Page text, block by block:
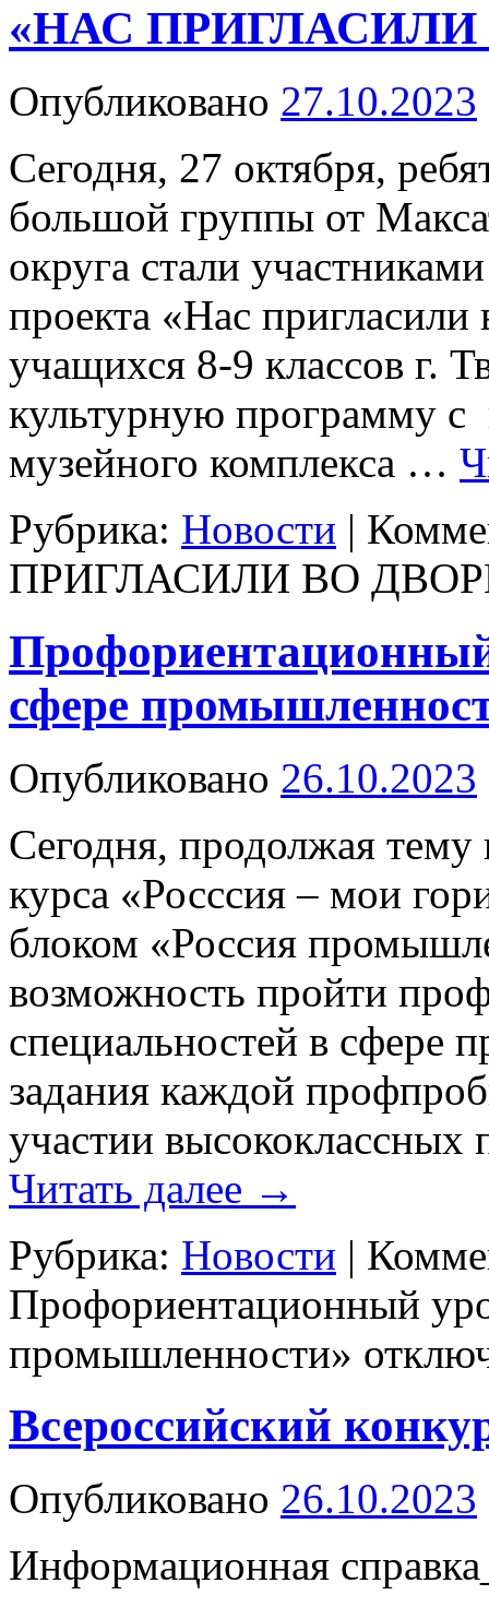
«НАС
Опубликовано 27.10.2023
Сегодня, 27 октября,
большой группы от
округа стали
проекта «Нас
учащихся 8-9 классов г.
культурную программу
музейного комплекса …
Рубрика: Новости |
ПРИГЛАСИЛИ ВО
сфере
Опубликовано 26.10.2023
Сегодня, продолжая тему
курса «Росссия – мои
блоком «Россия
возможность пройти
специальностей в сфере
задания каждой
участии
Читать далее →
Рубрика: Новости |
Профориентационный
промышленности»
Всероссийский
Опубликовано 26.10.2023
Информационная